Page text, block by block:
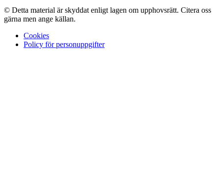
© Detta material är skyddat enligt lagen om upphovsrätt. Citera oss
gärna men ange källan.
Cookies
Policy för personuppgifter